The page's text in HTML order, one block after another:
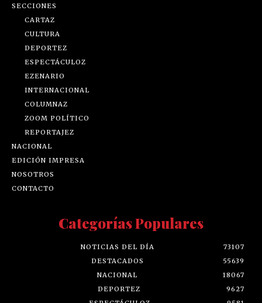
SECCIONES
CARTAZ
CULTURA
DEPORTEZ
ESPECTÁCULOZ
EZENARIO
INTERNACIONAL
COLUMNAZ
ZOOM POLÍTICO
REPORTAJEZ
NACIONAL
EDICIÓN IMPRESA
NOSOTROS
CONTACTO
Categorías Populares
NOTICIAS DEL DÍA
73107
DESTACADOS
55639
NACIONAL
18067
DEPORTEZ
9627